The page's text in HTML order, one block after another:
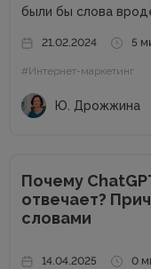
были бы слова
что...
21.02.2024 5
#Интернет-маркетинг
Ю. Дрожжина
Почему
отвечает?
словами
14.04.2025 0